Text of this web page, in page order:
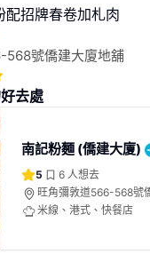
配招牌春卷加札肉
568號僑建大廈地舖
去處
南記粉麵 (僑建大廈)
5 6 人想去
旺角彌敦道566-568號
米線、港式、快餐店